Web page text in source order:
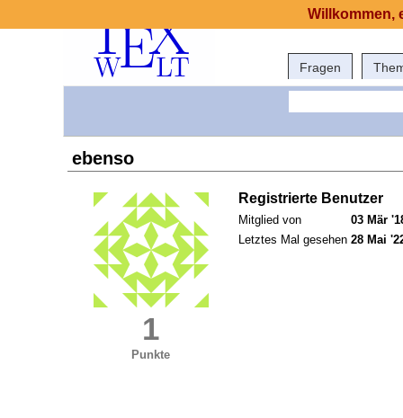
Fragen
ebenso
1
Punkte
Registrierte Benutzer
Mitglied von
03 Mär
Letztes Mal gesehen 28 Mai
Willkommen,